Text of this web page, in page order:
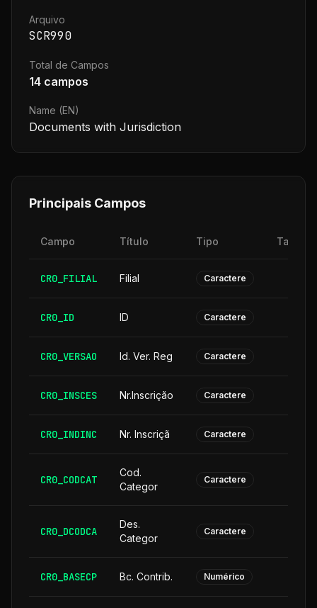
Arquivo
SCR990
Total de Campos
14 campos
Name (EN)
Documents with Jurisdiction
Principais Campos
Campo Título Tipo
CR0_FILIAL Filial Caractere
CR0_ID ID Caractere
CR0_VERSAO Id. Ver. Reg Caractere
CR0_INSCES Nr.Inscrição Caractere
CR0_INDINC Nr. Inscriçã Caractere
CR0_CODCAT
Cod.
Categor
Caractere
CR0_DCODCA
Des.
Categor
Caractere
CR0_BASECP Bc. Contrib. Numérico